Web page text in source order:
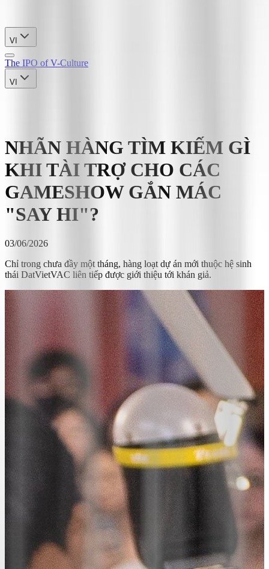
VI
The IPO of V-Culture
VI
NHÃN HÀNG TÌM KIẾM GÌ
KHI TÀI TRỢ CHO CÁC
GAMESHOW GẮN MÁC
"SAY HI"?
03/06/2026
Chỉ trong chưa đầy một tháng, hàng loạt dự án mới thuộc hệ sinh
thái DatVietVAC liên tiếp được giới thiệu tới khán giả.